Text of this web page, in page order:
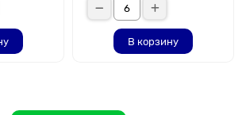
В корзину